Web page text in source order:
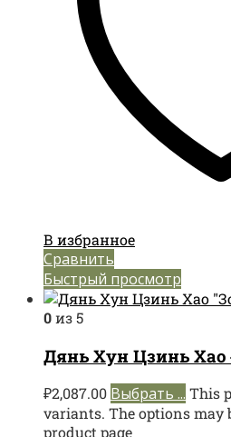
В избранное
Сравнить
Быстрый просмотр
0из 5
Дянь Хун Цзинь Хао
₽2,087.00 Выбрать ... This
variants. The options may
product page